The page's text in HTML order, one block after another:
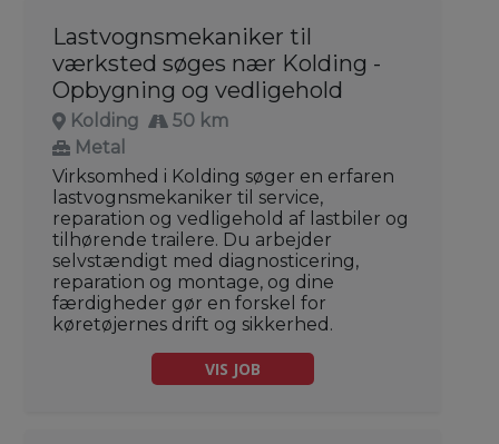
Lastvognsmekaniker til
værksted søges nær Kolding -
Opbygning og vedligehold
Kolding
50 km
Metal
Virksomhed i Kolding søger en erfaren
lastvognsmekaniker til service,
reparation og vedligehold af lastbiler og
tilhørende trailere. Du arbejder
selvstændigt med diagnosticering,
reparation og montage, og dine
færdigheder gør en forskel for
køretøjernes drift og sikkerhed.
VIS JOB